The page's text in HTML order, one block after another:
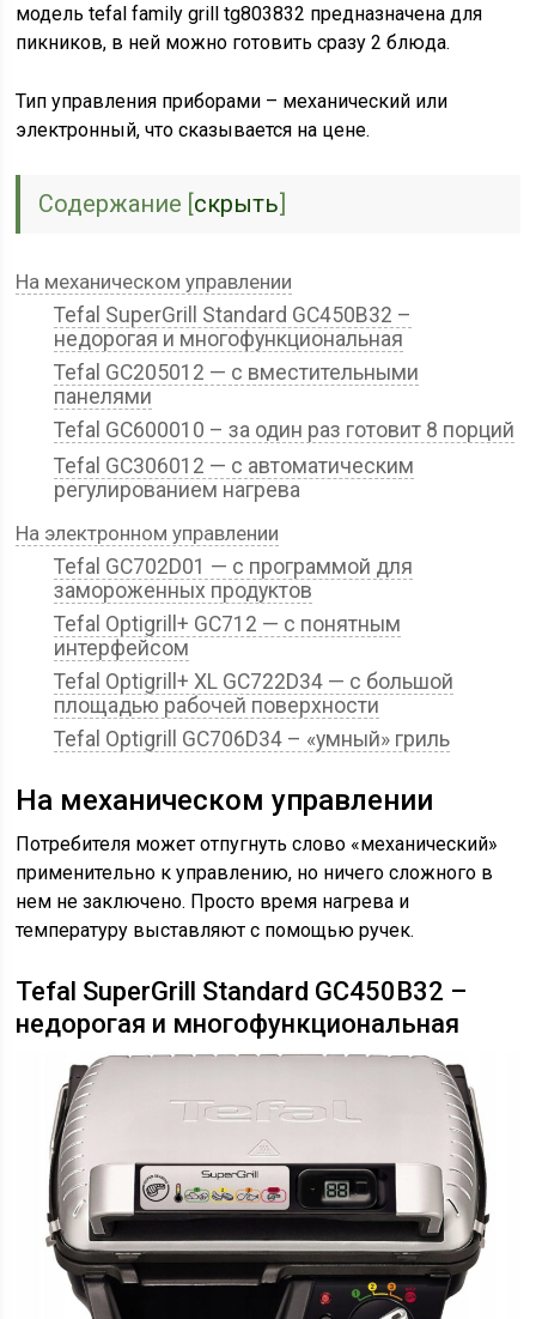
модель tefal family grill tg803832 предназначена для
пикников, в ней можно готовить сразу 2 блюда.
Тип управления приборами – механический или
электронный, что сказывается на цене.
Содержание [скрыть]
На механическом управлении
Tefal SuperGrill Standard GC450B32 –
недорогая и многофункциональная
Tefal GC205012 — с вместительными
панелями
Tefal GC600010 – за один раз готовит 8 порций
Tefal GC306012 — с автоматическим
регулированием нагрева
На электронном управлении
Tefal GC702D01 — с программой для
замороженных продуктов
Tefal Optigrill+ GC712 — с понятным
интерфейсом
Tefal Optigrill+ XL GC722D34 — с большой
площадью рабочей поверхности
Tefal Optigrill GC706D34 – «умный» гриль
На механическом управлении
Потребителя может отпугнуть слово «механический»
применительно к управлению, но ничего сложного в
нем не заключено. Просто время нагрева и
температуру выставляют с помощью ручек.
Tefal SuperGrill Standard GC450B32 –
недорогая и многофункциональная